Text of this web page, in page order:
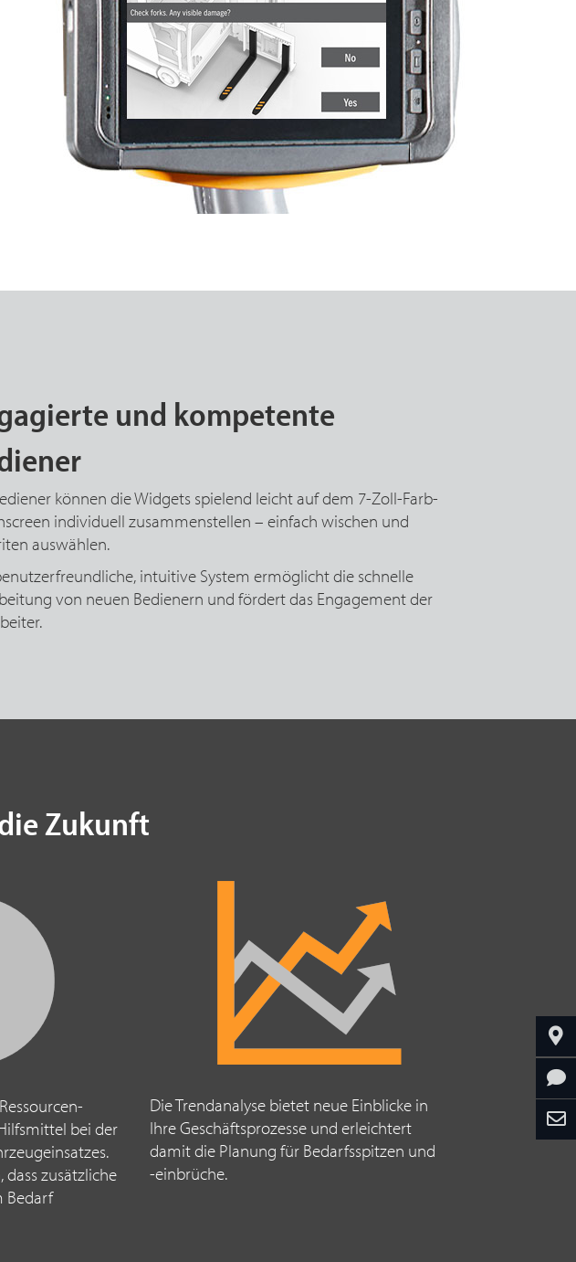
und kompetente
können die Widgets spielend leicht auf dem 7-Zoll-Farb-
individuell zusammenstellen – einfach wischen und
auswählen.
intuitive System ermöglicht die schnelle
von neuen Bedienern und fördert das Engagement der
Zukunft
bei der
dass zusätzliche
Bedarf
Die Trendanalyse bietet neue Einblicke in
Ihre Geschäftsprozesse und erleichtert
damit die Planung für Bedarfsspitzen und
-einbrüche.